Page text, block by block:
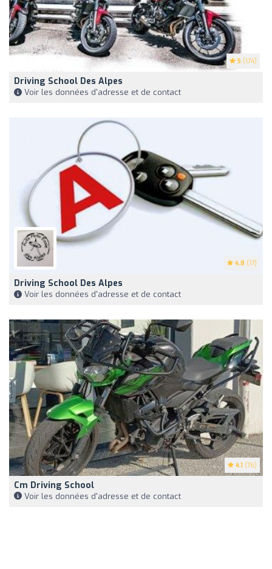
5 (174)
Driving School Des Alpes
Voir les données d'adresse et de contact
4.8 (17)
Driving School Des Alpes
Voir les données d'adresse et de contact
4.1 (76)
Cm Driving School
Voir les données d'adresse et de contact